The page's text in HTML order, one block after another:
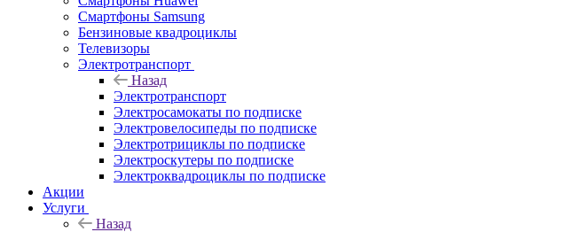
Смартфоны Samsung
Бензиновые квадроциклы
Телевизоры
Электротранспорт
Назад
Электротранспорт
Электросамокаты по подписке
Электровелосипеды по подписке
Электротрициклы по подписке
Электроскутеры по подписке
Электроквадроциклы по подписке
Акции
Услуги
Назад